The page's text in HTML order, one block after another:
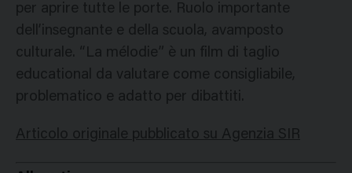
per aprire tutte le porte. Ruolo importante
dell’insegnante e della scuola, avamposto
culturale. “La mélodie” è un film di taglio
educational da valutare come consigliabile,
problematico e adatto per dibattiti.
Articolo originale pubblicato su Agenzia SIR